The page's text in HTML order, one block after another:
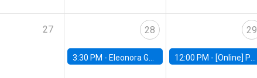
27 28
3:30 PM - Eleonora Guarnieri, Exeter University
29
12:00 PM - [Online] Pablo Slutzky, University of Maryland